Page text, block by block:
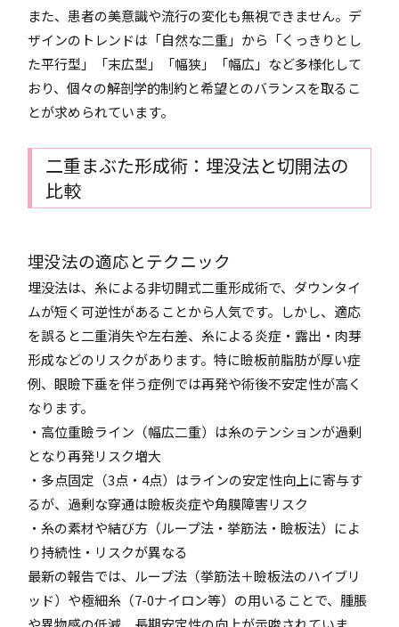
また、患者の美意識や流行の変化も無視できません。デ
ザインのトレンドは「自然な二重」から「くっきりとし
た平行型」「末広型」「幅狭」「幅広」など多様化して
おり、個々の解剖学的制約と希望とのバランスを取るこ
とが求められています。
二重まぶた形成術：埋没法と切開法の
比較
埋没法の適応とテクニック
埋没法は、糸による非切開式二重形成術で、ダウンタイ
ムが短く可逆性があることから人気です。しかし、適応
を誤ると二重消失や左右差、糸による炎症・露出・肉芽
形成などのリスクがあります。特に瞼板前脂肪が厚い症
例、眼瞼下垂を伴う症例では再発や術後不安定性が高く
なります。
・高位重瞼ライン（幅広二重）は糸のテンションが過剰
となり再発リスク増大
・多点固定（3点・4点）はラインの安定性向上に寄与す
るが、過剰な穿通は瞼板炎症や角膜障害リスク
・糸の素材や結び方（ループ法・挙筋法・瞼板法）によ
り持続性・リスクが異なる
最新の報告では、ループ法（挙筋法＋瞼板法のハイブリ
ッド）や極細糸（7-0ナイロン等）の用いることで、腫脹